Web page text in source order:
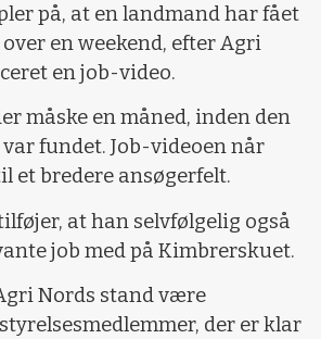
på, at en landmand har fået
en weekend, efter Agri
en job-video.
måske en måned, inden den
fundet. Job-videoen når
et bredere ansøgerfelt.
at han selvfølgelig også
job med på Kimbrerskuet.
Nords stand være
der er klar